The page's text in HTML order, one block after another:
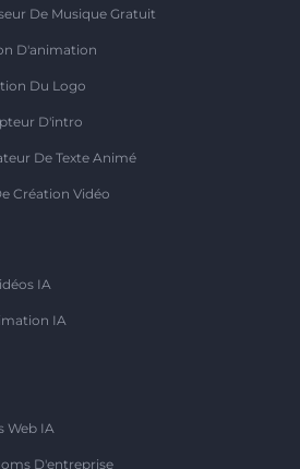
De Musique Gratuit
D'animation
Du Logo
D'intro
De Texte Animé
Création Vidéo
IA
IA
Web IA
D'entreprise